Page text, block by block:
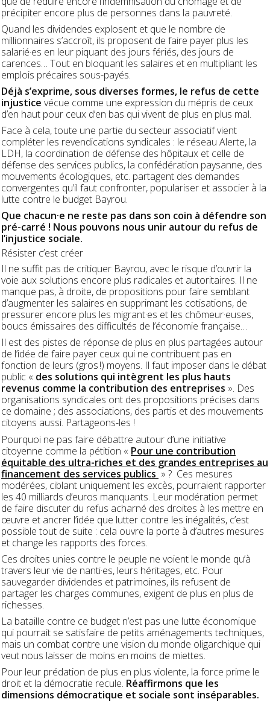
précipiter encore plus de personnes dans la pauvreté.
Quand les dividendes explosent et que le nombre de
millionnaires s’accroît, ils proposent de faire payer plus les
salarié·es en leur piquant des jours fériés, des jours de
carences… Tout en bloquant les salaires et en multipliant les
emplois précaires sous-payés.
Déjà s’exprime, sous diverses formes, le refus de cette
injustice vécue comme une expression du mépris de ceux
d’en haut pour ceux d’en bas qui vivent de plus en plus mal.
Face à cela, toute une partie du secteur associatif vient
compléter les revendications syndicales : le réseau Alerte, la
LDH, la coordination de défense des hôpitaux et celle de
défense des services publics, la confédération paysanne, des
mouvements écologiques, etc. partagent des demandes
convergentes qu’il faut confronter, populariser et associer à la
lutte contre le budget Bayrou.
Que chacun·e ne reste pas dans son coin à défendre son
pré-carré ! Nous pouvons nous unir autour du refus de
l’injustice sociale.
Résister c’est créer
Il ne suffit pas de critiquer Bayrou, avec le risque d’ouvrir la
voie aux solutions encore plus radicales et autoritaires. Il ne
manque pas, à droite, de propositions pour faire semblant
d’augmenter les salaires en supprimant les cotisations, de
pressurer encore plus les migrant·es et les chômeur·euses,
boucs émissaires des difficultés de l’économie française…
Il est des pistes de réponse de plus en plus partagées autour
de l’idée de faire payer ceux qui ne contribuent pas en
fonction de leurs (gros !) moyens. Il faut imposer dans le débat
public « des solutions qui intègrent les plus hauts
revenus comme la contribution des entreprises ». Des
organisations syndicales ont des propositions précises dans
ce domaine ; des associations, des partis et des mouvements
citoyens aussi. Partageons-les !
Pourquoi ne pas faire débattre autour d’une initiative
citoyenne comme la pétition « Pour une contribution
équitable des ultra-riches et des grandes entreprises au
financement des services publics » ? Ces mesures
modérées, ciblant uniquement les excès, pourraient rapporter
les 40 milliards d’euros manquants. Leur modération permet
de faire discuter du refus acharné des droites à les mettre en
œuvre et ancrer l’idée que lutter contre les inégalités, c’est
possible tout de suite : cela ouvre la porte à d’autres mesures
et change les rapports des forces.
Ces droites unies contre le peuple ne voient le monde qu’à
travers leur vie de nanti·es, leurs héritages, etc. Pour
sauvegarder dividendes et patrimoines, ils refusent de
partager les charges communes, exigent de plus en plus de
richesses.
La bataille contre ce budget n’est pas une lutte économique
qui pourrait se satisfaire de petits aménagements techniques,
mais un combat contre une vision du monde oligarchique qui
veut nous laisser de moins en moins de miettes.
Pour leur prédation de plus en plus violente, la force prime le
droit et la démocratie recule. Réaffirmons que les
dimensions démocratique et sociale sont inséparables.